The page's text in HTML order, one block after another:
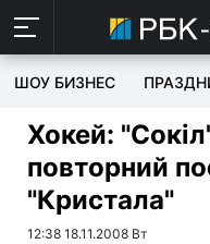
ШОУ БИЗНЕС
Хокей:
повторний
"Кристала"
12:38 18.11.2008 Вт